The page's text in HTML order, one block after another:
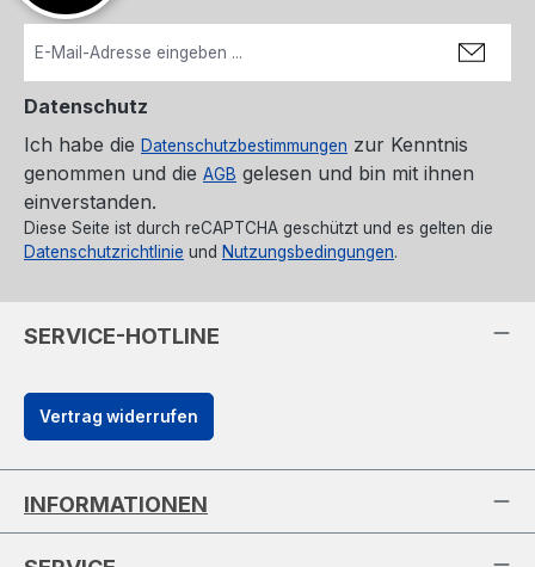
Datenschutz
Ich habe die Datenschutzbestimmungen zur Kenntnis
genommen und die AGB gelesen und bin mit ihnen
einverstanden.
Diese Seite ist durch reCAPTCHA geschützt und es gelten die
Datenschutzrichtlinie und Nutzungsbedingungen.
SERVICE-HOTLINE
Vertrag widerrufen
INFORMATIONEN